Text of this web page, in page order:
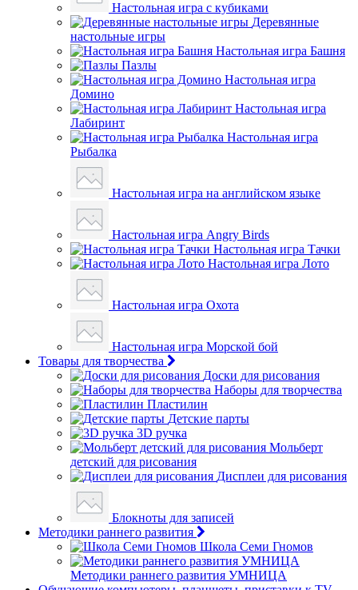
Настольная игра с кубиками
Деревянные
настольные игры
Настольная игра Башня
Пазлы
Настольная игра
Домино
Настольная игра
Лабиринт
Настольная игра
Рыбалка
Настольная игра на английском языке
Настольная игра Angry Birds
Настольная игра Тачки
Настольная игра Лото
Настольная игра Охота
Настольная игра Морской бой
Товары для творчества
Доски для рисования
Наборы для творчества
Пластилин
Детские парты
3D ручка
Мольберт
детский для рисования
Дисплеи для рисования
Блокноты для записей
Методики раннего развития
Школа Семи Гномов
Методики раннего развития УМНИЦА